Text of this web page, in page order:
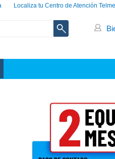
Localiza tu Centro de Atención